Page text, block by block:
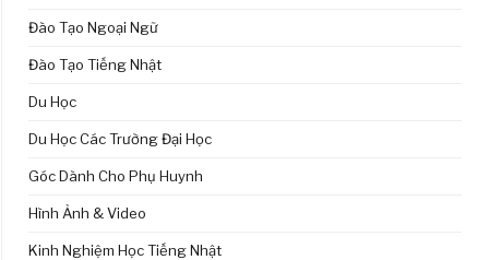
Đào Tạo Ngoại Ngữ
Đào Tạo Tiếng Nhật
Du Học
Du Học Các Trường Đại Học
Góc Dành Cho Phụ Huynh
Hình Ảnh & Video
Kinh Nghiệm Học Tiếng Nhật